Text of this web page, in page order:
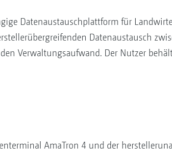
Datenaustauschplattform für
Datenaustausch
Verwaltungsaufwand. Der Nutzer
AmaTron 4 und der